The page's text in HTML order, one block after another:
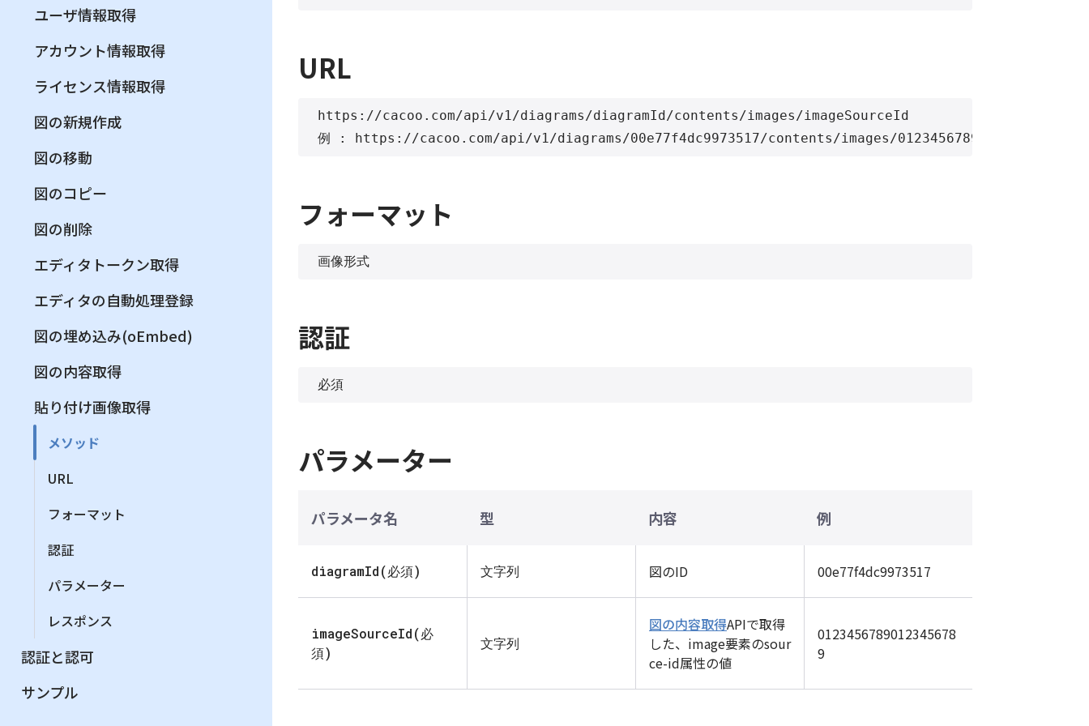
ユーザ情報取得
アカウント情報取得
ライセンス情報取得
図の新規作成
図の移動
図のコピー
図の削除
エディタトークン取得
エディタの自動処理登録
図の埋め込み(oEmbed)
図の内容取得
貼り付け画像取得
メソッド
URL
フォーマット
認証
パラメーター
レスポンス
認証と認可
サンプル
URL
https://cacoo.com/api/v1/diagrams/diagramId/contents/images/imageSourceId
フォーマット
認証
パラメーター
パラメータ名 型 内容 例
diagramId(必須) 文字列 図のID 00e77f4dc9973517
imageSourceId(必
須)
文字列
図の内容取得APIで取得
した、image要素のsour
ce-id属性の値
0123456789012345678
9